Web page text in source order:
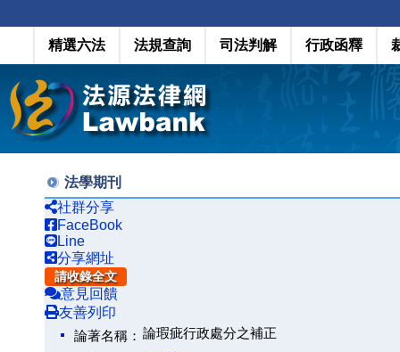
精選六法 法規查詢 司法判解 行政函釋
法學期刊
社群分享
FaceBook
Line
分享網址
請收錄全文
意見回饋
友善列印
論著名稱： 論瑕疵行政處分之補正